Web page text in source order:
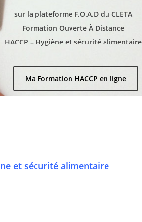
sur la plateforme F.O.A.D du CLETA
Formation Ouverte À Distance
HACCP – Hygiène et sécurité alimentaire
Ma Formation HACCP en ligne
et sécurité alimentaire